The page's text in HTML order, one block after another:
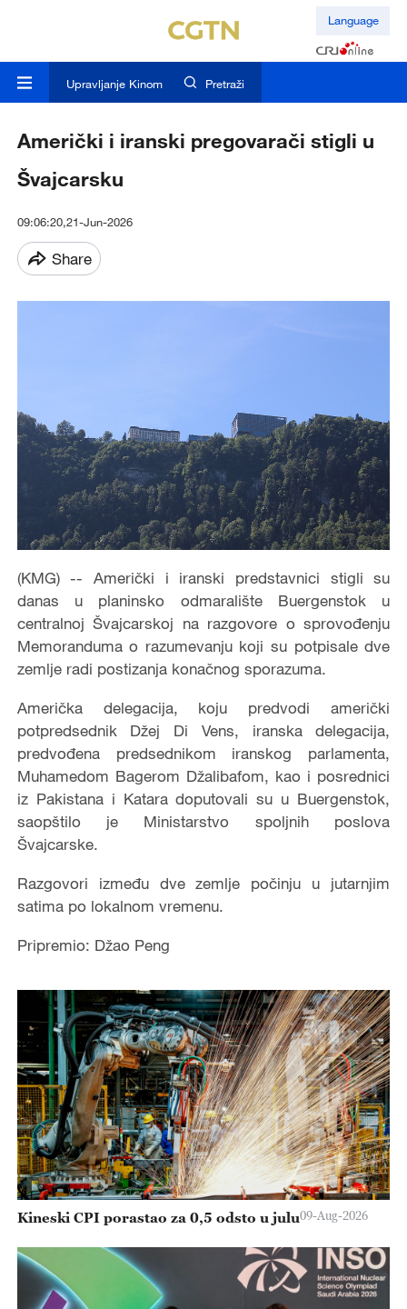
Language
Upravljanje Kinom Pretraži
Američki i iranski pregovarači stigli u
Švajcarsku
09:06:20,21-Jun-2026
Share
(KMG) -- Američki i iranski predstavnici stigli su
danas u planinsko odmaralište Buergenstok u
centralnoj Švajcarskoj na razgovore o sprovođenju
Memoranduma o razumevanju koji su potpisale dve
zemlje radi postizanja konačnog sporazuma.
Američka delegacija, koju predvodi američki
potpredsednik Džej Di Vens, iranska delegacija,
predvođena predsednikom iranskog parlamenta,
Muhamedom Bagerom Džalibafom, kao i posrednici
iz Pakistana i Katara doputovali su u Buergenstok,
saopštilo je Ministarstvo spoljnih poslova
Švajcarske.
Razgovori između dve zemlje počinju u jutarnjim
satima po lokalnom vremenu.
Pripremio: Džao Peng
Kineski CPI porastao za 0,5 odsto u julu09-Aug-2026